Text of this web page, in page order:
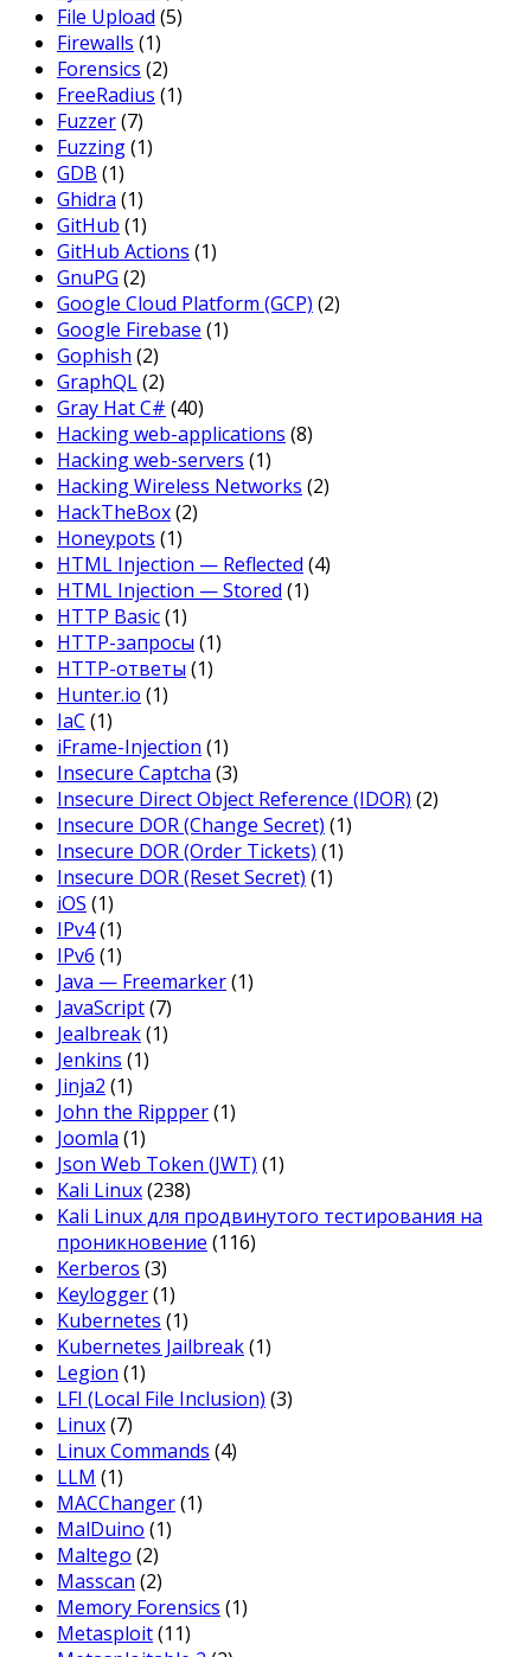
File Upload (5)
Firewalls (1)
Forensics (2)
FreeRadius (1)
Fuzzer(7)
Fuzzing(1)
GDB (1)
Ghidra (1)
GitHub (1)
GitHub Actions (1)
GnuPG (2)
Google Cloud Platform (GCP) (2)
Google Firebase (1)
Gophish (2)
GraphQL(2)
Gray Hat C# (40)
Hacking web-applications (8)
Hacking web-servers (1)
Hacking Wireless Networks (2)
HackTheBox(2)
Honeypots (1)
HTML Injection — Reflected (4)
HTML Injection — Stored (1)
HTTP Basic(1)
HTTP-запросы (1)
HTTP-ответы (1)
Hunter.io (1)
IaC (1)
iFrame-Injection (1)
Insecure Captcha (3)
Insecure Direct Object Reference (IDOR) (2)
Insecure DOR (Change Secret) (1)
Insecure DOR (Order Tickets) (1)
Insecure DOR (Reset Secret) (1)
iOS (1)
IPv4(1)
IPv6 (1)
Java — Freemarker(1)
JavaScript(7)
Jealbreak(1)
Jenkins (1)
Jinja2 (1)
John the Rippper(1)
Joomla (1)
Json Web Token (JWT) (1)
Kali Linux(238)
Kali Linux для продвинутого тестирования на
проникновение (116)
Kerberos (3)
Keylogger(1)
Kubernetes (1)
Kubernetes Jailbreak(1)
Legion (1)
LFI (Local File Inclusion) (3)
Linux(7)
Linux Commands (4)
LLM (1)
MACChanger(1)
MalDuino (1)
Maltego (2)
Masscan (2)
Memory Forensics (1)
Metasploit(11)